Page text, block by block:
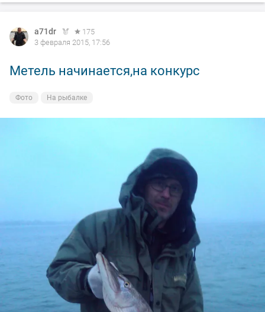
a71dr
175
3 февраля 2015, 17:56
Метель начинается,на конкурс
Фото На рыбалке